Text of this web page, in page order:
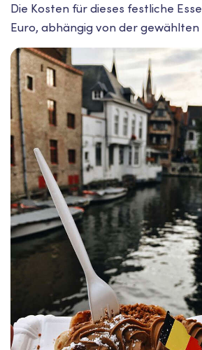
Die Kosten für dieses festliche
Euro, abhängig von der gewählten